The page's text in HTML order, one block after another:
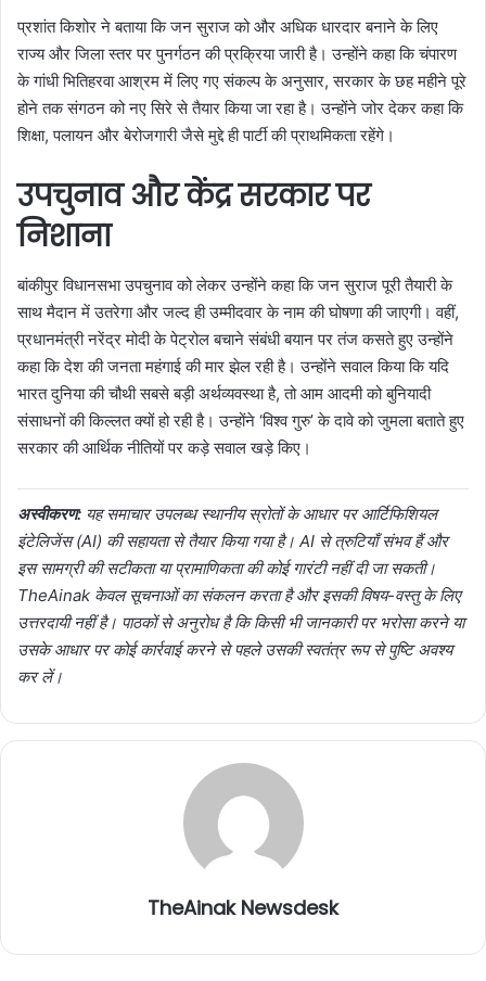
प्रशांत किशोर ने बताया कि जन सुराज को और अधिक धारदार बनाने के लिए
राज्य और जिला स्तर पर पुनर्गठन की प्रक्रिया जारी है। उन्होंने कहा कि चंपारण
के गांधी भितिहरवा आश्रम में लिए गए संकल्प के अनुसार, सरकार के छह महीने पूरे
होने तक संगठन को नए सिरे से तैयार किया जा रहा है। उन्होंने जोर देकर कहा कि
शिक्षा, पलायन और बेरोजगारी जैसे मुद्दे ही पार्टी की प्राथमिकता रहेंगे।
उपचुनाव और केंद्र सरकार पर
निशाना
बांकीपुर विधानसभा उपचुनाव को लेकर उन्होंने कहा कि जन सुराज पूरी तैयारी के
साथ मैदान में उतरेगा और जल्द ही उम्मीदवार के नाम की घोषणा की जाएगी। वहीं,
प्रधानमंत्री नरेंद्र मोदी के पेट्रोल बचाने संबंधी बयान पर तंज कसते हुए उन्होंने
कहा कि देश की जनता महंगाई की मार झेल रही है। उन्होंने सवाल किया कि यदि
भारत दुनिया की चौथी सबसे बड़ी अर्थव्यवस्था है, तो आम आदमी को बुनियादी
संसाधनों की किल्लत क्यों हो रही है। उन्होंने ‘विश्व गुरु’ के दावे को जुमला बताते हुए
सरकार की आर्थिक नीतियों पर कड़े सवाल खड़े किए।
अस्वीकरण: यह समाचार उपलब्ध स्थानीय स्रोतों के आधार पर आर्टिफिशियल
इंटेलिजेंस (AI) की सहायता से तैयार किया गया है। AI से त्रुटियाँ संभव हैं और
इस सामग्री की सटीकता या प्रामाणिकता की कोई गारंटी नहीं दी जा सकती।
TheAinak केवल सूचनाओं का संकलन करता है और इसकी विषय-वस्तु के लिए
उत्तरदायी नहीं है। पाठकों से अनुरोध है कि किसी भी जानकारी पर भरोसा करने या
उसके आधार पर कोई कार्रवाई करने से पहले उसकी स्वतंत्र रूप से पुष्टि अवश्य
कर लें।
TheAinak Newsdesk